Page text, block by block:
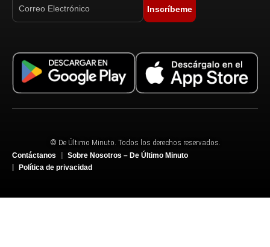
Inscríbeme
© De Último Minuto. Todos los derechos reservados.
Contáctanos
Sobre Nosotros – De Último Minuto
Política de privacidad